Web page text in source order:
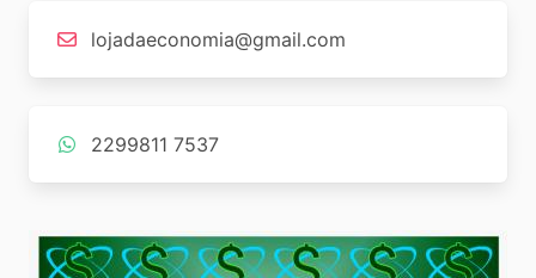
lojadaeconomia@gmail.com
2299811 7537